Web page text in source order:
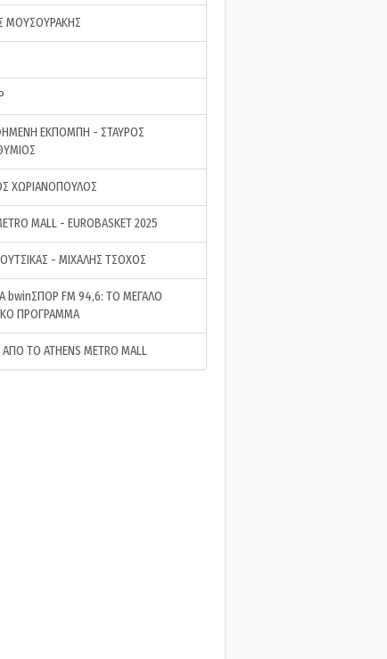
ΜΟΥΣΟΥΡΑΚΗΣ
ΕΚΠΟΜΠΗ - ΣΤΑΥΡΟΣ
ΧΩΡΙΑΝΟΠΟΥΛΟΣ
MALL - EUROBASKET 2025
- ΜΙΧΑΛΗΣ ΤΣΟΧΟΣ
bwinΣΠΟΡ FM 94,6: ΤΟ ΜΕΓΑΛΟ
ΠΡΟΓΡΑΜΜΑ
ΤΟ ATHENS METRO MALL